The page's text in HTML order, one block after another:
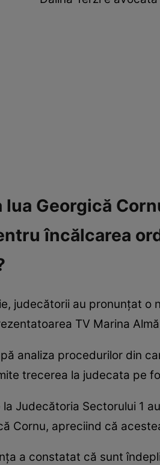
lua Georgică
încălcarea
judecătorii au pronunțat o
TV Marina
analiza procedurilor din
trecerea la judecata pe
Judecătoria Sectorului 1
Cornu, apreciind că
a constatat că sunt